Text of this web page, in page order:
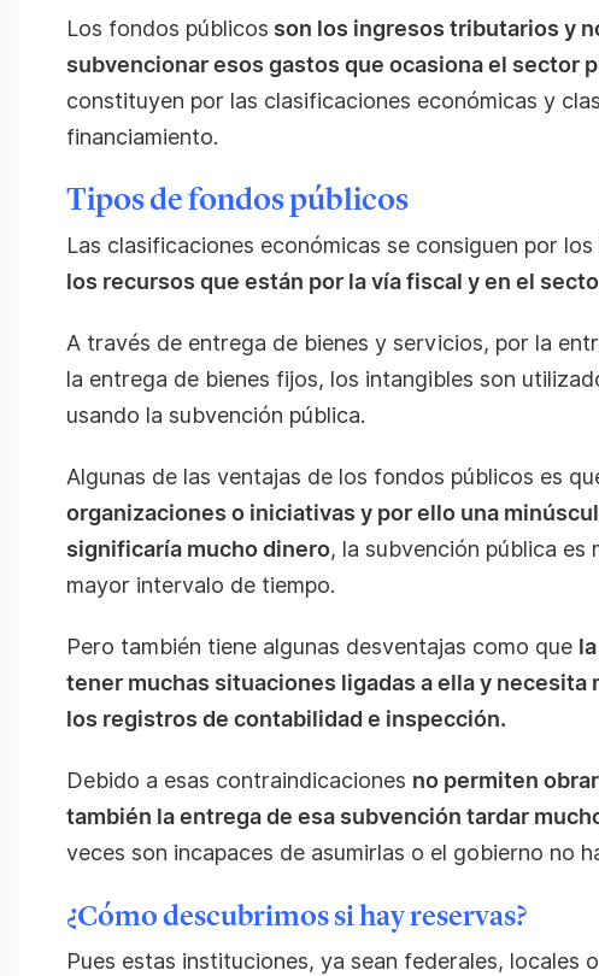
Los fondos públicos son los ingresos tributarios y
subvencionar esos gastos que ocasiona el sector
constituyen por las clasificaciones económicas y
financiamiento.
Tipos de fondos públicos
Las clasificaciones económicas se consiguen por los
los recursos que están por la vía fiscal y en el
A través de entrega de bienes y servicios, por la
la entrega de bienes fijos, los intangibles son
usando la subvención pública.
Algunas de las ventajas de los fondos públicos es
organizaciones o iniciativas y por ello una
significaría mucho dinero, la subvención pública es
mayor intervalo de tiempo.
Pero también tiene algunas desventajas como que
tener muchas situaciones ligadas a ella y necesita
los registros de contabilidad e inspección.
Debido a esas contraindicaciones no permiten
también la entrega de esa subvención tardar
veces son incapaces de asumirlas o el gobierno no
¿Cómo descubrimos si hay reservas?
Pues estas instituciones, ya sean federales, locales